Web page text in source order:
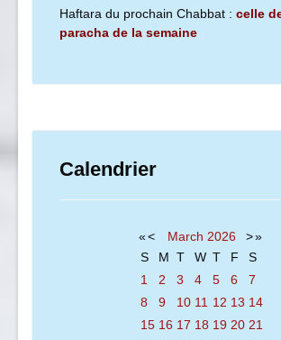
Haftara du prochain Chabbat : celle
paracha de la semaine
Calendrier
«< March 2026 >»
S
M T W T F
S
1
2 3 4 5 6
7
8
9 10 11 12 13 14
15 16 17 18 19 20 21